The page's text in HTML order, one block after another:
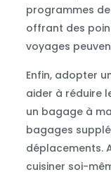
programmes
offrant des
voyages
Enfin, adopter
aider à réduire
un bagage à
bagages
déplacements.
cuisiner soi-